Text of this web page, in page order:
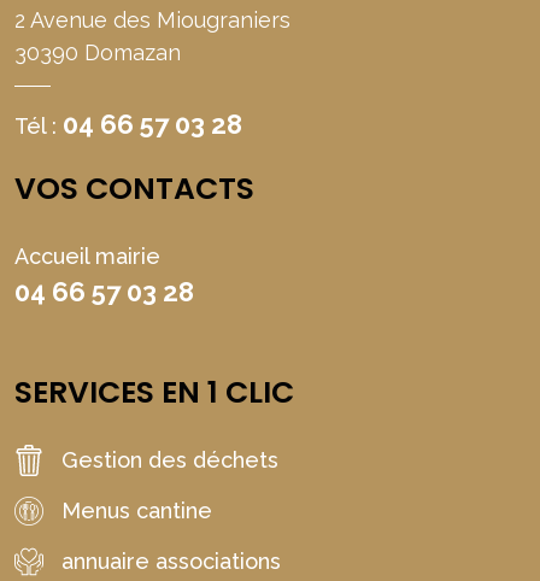
2 Avenue des Miougraniers
30390 Domazan
Tél : 04 66 57 03 28
VOS CONTACTS
Accueil mairie
04 66 57 03 28
SERVICES EN 1 CLIC
Gestion des déchets
Menus cantine
annuaire associations